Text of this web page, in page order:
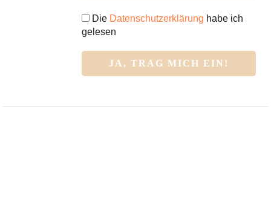
Die Datenschutzerklärung habe ich
gelesen